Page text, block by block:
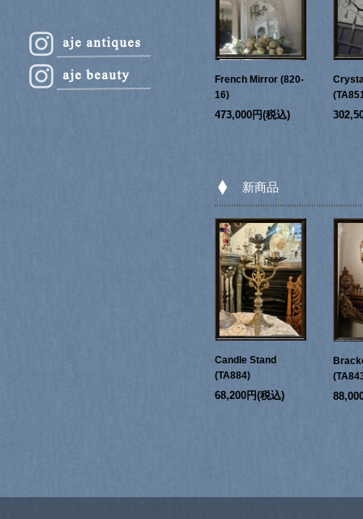
French Mirror (820-
16)
473,000円(税込)
新商品
Candle Stand
(TA884)
68,200円(税込)